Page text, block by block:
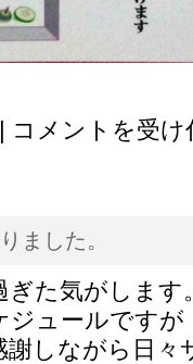
ご
コメントを受
ました。
ぎた気がします
ジュールですが
しながら日々